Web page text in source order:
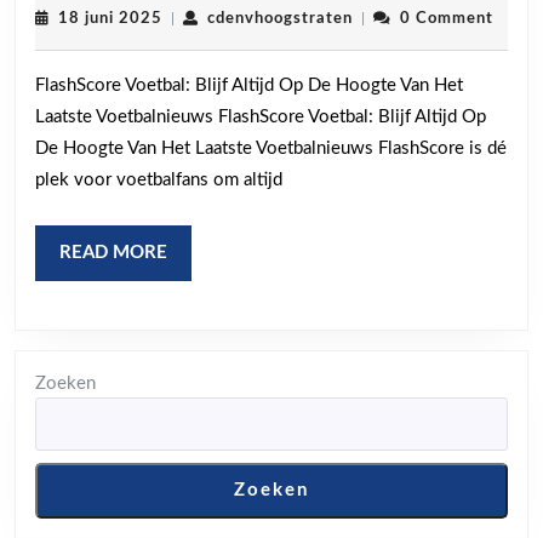
de
hoogte
van
het
laatste
18 juni 2025 18
cdenvhoogstratencdenvhoogstraten
0 Comment
FlashScore Voetbal: Blijf Altijd Op De Hoogte Van Het
Laatste Voetbalnieuws FlashScore Voetbal: Blijf Altijd Op
De Hoogte Van Het Laatste Voetbalnieuws FlashScore is dé
plek voor voetbalfans om altijd
READ MORE
MORE
Zoeken
Zoeken